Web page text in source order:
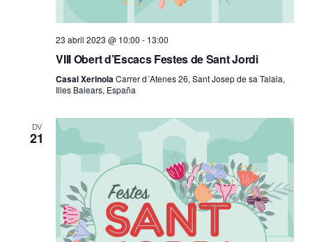
23 abril 2023 @ 10:00 - 13:00
VIII Obert d’Escacs Festes de Sant Jordi
Casal XerinolaCarrer d´Atenes 26, Sant Josep de sa Talaia,
Illes Balears, España
DV
21